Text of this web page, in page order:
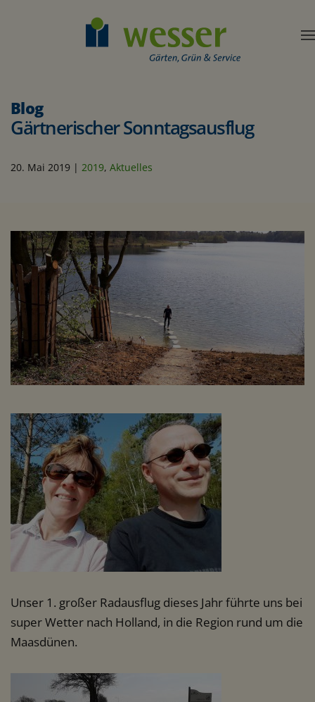
Blog
Gärtnerischer Sonntagsausflug
20. Mai 2019 | 2019, Aktuelles
Unser 1. großer Radausflug dieses Jahr führte uns bei
super Wetter nach Holland, in die Region rund um die
Maasdünen.